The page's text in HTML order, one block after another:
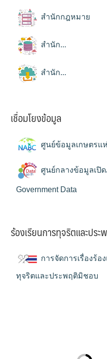
สำนักกฎหมาย
สำนัก...
สำนัก...
เชื่อมโยงข้อมูล
ศูนย์ข้อมูลเกษตรแ
ศูนย์กลางข้อมูลเปิ
Government Data
ร้องเรียนการทุจริตและปร
การจัดการเรื่องร้อ
ทุจริตและประพฤติมิชอบ